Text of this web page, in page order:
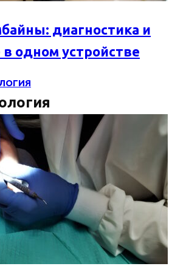
диагностика и
одном устройстве